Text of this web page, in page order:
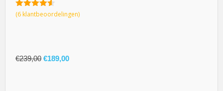
4.50van
(6klantbeoordelingen)
€239,00 €189,00